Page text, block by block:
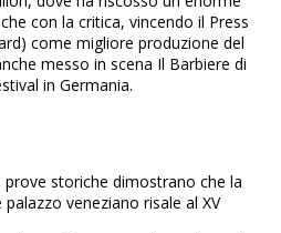
con la critica, vincendo il Press
come migliore produzione del
messo in scena Il Barbiere di
in Germania.
prove storiche dimostrano che la
veneziano risale al XV